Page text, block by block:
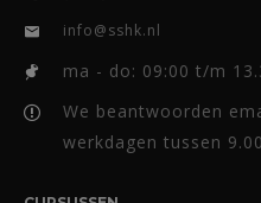
info@sshk.nl
ma - do: 09:00 t/m
We beantwoorden
werkdagen tussen